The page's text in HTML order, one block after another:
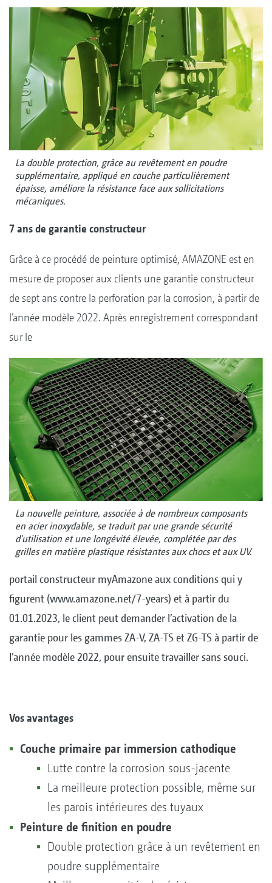
La double protection, grâce au revêtement en poudre
supplémentaire, appliqué en couche particulièrement
épaisse, améliore la résistance face aux sollicitations
mécaniques.
7 ans de garantie constructeur
Grâce à ce procédé de peinture optimisé, AMAZONE est en
mesure de proposer aux clients une garantie constructeur
de sept ans contre la perforation par la corrosion, à partir de
l’année modèle 2022. Après enregistrement correspondant
sur le
La nouvelle peinture, associée à de nombreux composants
en acier inoxydable, se traduit par une grande sécurité
d'utilisation et une longévité élevée, complétée par des
grilles en matière plastique résistantes aux chocs et aux UV.
portail constructeur myAmazone aux conditions qui y
figurent (www.amazone.net/7-years) et à partir du
01.01.2023, le client peut demander l’activation de la
garantie pour les gammes ZA-V, ZA-TS et ZG-TS à partir de
l’année modèle 2022, pour ensuite travailler sans souci.
Vos avantages
Couche primaire par immersion cathodique
Lutte contre la corrosion sous-jacente
La meilleure protection possible, même sur
les parois intérieures des tuyaux
Peinture de finition en poudre
Double protection grâce à un revêtement en
poudre supplémentaire